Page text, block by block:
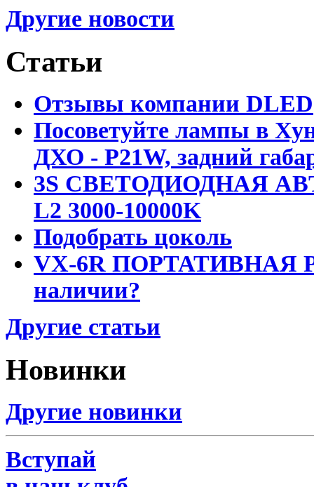
Другие новости
Статьи
Отзывы компании DLED
Посоветуйте лампы в
ДХО - P21W, задний
3S СВЕТОДИОДНАЯ
L2 3000-10000K
Подобрать цоколь
VX-6R ПОРТАТИВНАЯ
наличии?
Другие статьи
Новинки
Другие новинки
Вступай